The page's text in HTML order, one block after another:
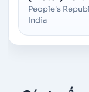
People's
India